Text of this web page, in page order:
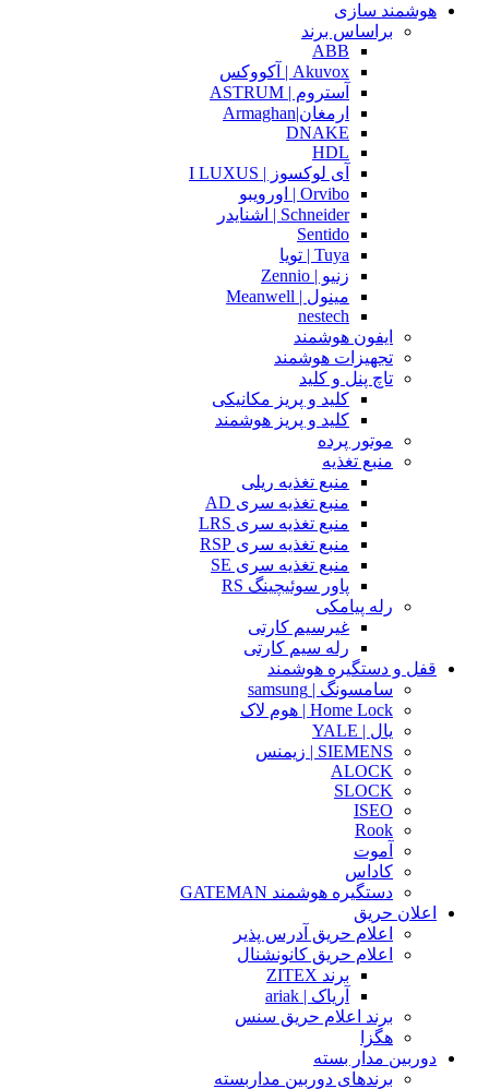
هوشمند سازی
براساس برند
ABB
Akuvox | آکووکس
آستروم | ASTRUM
ارمغان|Armaghan
DNAKE
HDL
آی لوکسوز | I LUXUS
Orvibo | اورویبو
Schneider | اشنایدر
Sentido
Tuya | تویا
زنیو | Zennio
مینول | Meanwell
nestech
ایفون هوشمند
تجهیزات هوشمند
تاچ پنل و کلید
کلید و پریز مکانیکی
کلید و پریز هوشمند
موتور پرده
منبع تغذیه
منبع تغذیه ریلی
منبع تغذیه سری AD
منبع تغذیه سری LRS
منبع تغذیه سری RSP
منبع تغذیه سری SE
پاور سوئیچینگ RS
رله پیامکی
غیرسیم کارتی
رله سیم کارتی
قفل و دستگیره هوشمند
سامسونگ | samsung
Home Lock | هوم لاک
یال | YALE
SIEMENS | زیمنس
ALOCK
SLOCK
ISEO
Rook
آموت
کاداس
دستگیره هوشمند GATEMAN
اعلان حریق
اعلام حریق آدرس پذیر
اعلام حریق کانونشنال
برند ZITEX
آریاک | ariak
برند اعلام حریق سنس
هگزا
دوربین مدار بسته
برندهای دوربین مداربسته